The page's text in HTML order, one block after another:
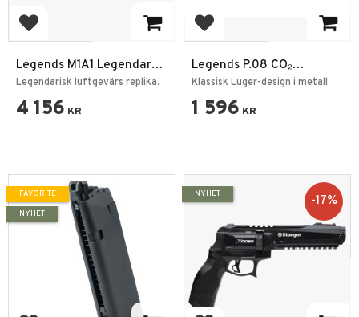
Add to favorites
Legends M1A1 Legendary
CO2 4,5mm
Legendarisk luftgevärs replika.
4 156 KR
Add to favorites
Legends P.08 CO₂
Luftpistol 4,5mm BB
Klassisk Luger-design i metall
1 596 KR
FAVORITE
NYHET
17%
NYHET